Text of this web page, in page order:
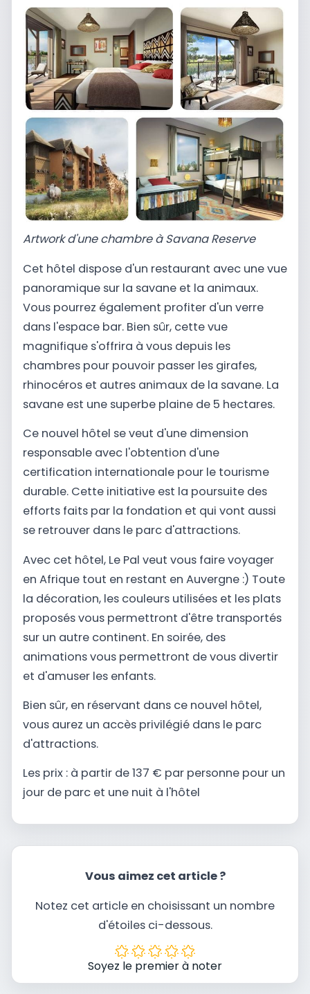
Artwork d'une chambre à Savana Reserve
Cet hôtel dispose d'un restaurant avec une vue
panoramique sur la savane et la animaux.
Vous pourrez également profiter d'un verre
dans l'espace bar. Bien sûr, cette vue
magnifique s'offrira à vous depuis les
chambres pour pouvoir passer les girafes,
rhinocéros et autres animaux de la savane. La
savane est une superbe plaine de 5 hectares.
Ce nouvel hôtel se veut d'une dimension
responsable avec l'obtention d'une
certification internationale pour le tourisme
durable. Cette initiative est la poursuite des
efforts faits par la fondation et qui vont aussi
se retrouver dans le parc d'attractions.
Avec cet hôtel, Le Pal veut vous faire voyager
en Afrique tout en restant en Auvergne :) Toute
la décoration, les couleurs utilisées et les plats
proposés vous permettront d'être transportés
sur un autre continent. En soirée, des
animations vous permettront de vous divertir
et d'amuser les enfants.
Bien sûr, en réservant dans ce nouvel hôtel,
vous aurez un accès privilégié dans le parc
d'attractions.
Les prix : à partir de 137 € par personne pour un
jour de parc et une nuit à l'hôtel
Vous aimez cet article ?
Notez cet article en choisissant un nombre
d'étoiles ci-dessous.
Soyez le premier à noter